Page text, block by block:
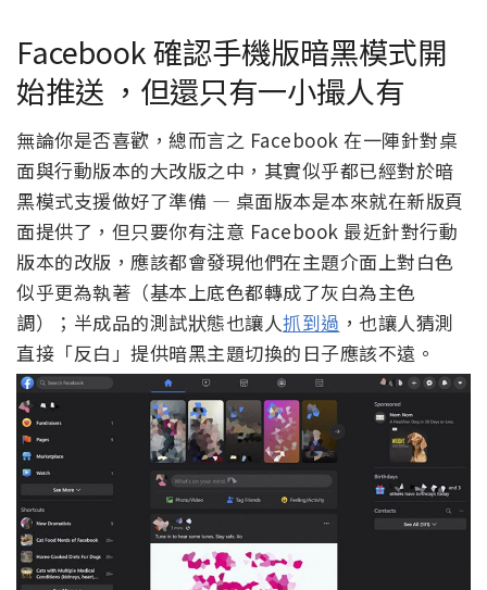
Facebook 確認手機版暗黑模式開
始推送 ，但還只有一小撮人有
無論你是否喜歡，總而言之 Facebook 在一陣針對桌
面與行動版本的大改版之中，其實似乎都已經對於暗
黑模式支援做好了準備 — 桌面版本是本來就在新版頁
面提供了，但只要你有注意 Facebook 最近針對行動
版本的改版，應該都會發現他們在主題介面上對白色
似乎更為執著（基本上底色都轉成了灰白為主色
調）；半成品的測試狀態也讓人抓到過 ，也讓人猜測
直接「反白」提供暗黑主題切換的日子應該不遠。